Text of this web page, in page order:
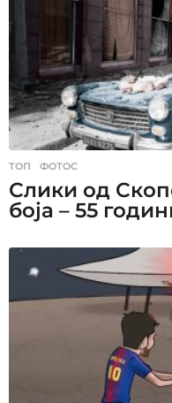
ТОП ,ФОТОС
Слики од
боја – 55